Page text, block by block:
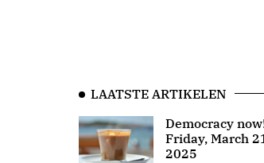
LAATSTE ARTIKELEN
Democracy
Friday, March
2025